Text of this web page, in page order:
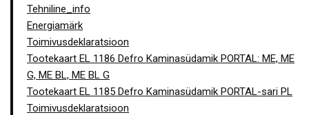
Tehniline_info
Energiamärk
Toimivusdeklaratsioon
Tootekaart EL 1186 Defro Kaminasüdamik PORTAL: ME, ME
G, ME BL, ME BL G
Tootekaart EL 1185 Defro Kaminasüdamik PORTAL-sari PL
Toimivusdeklaratsioon